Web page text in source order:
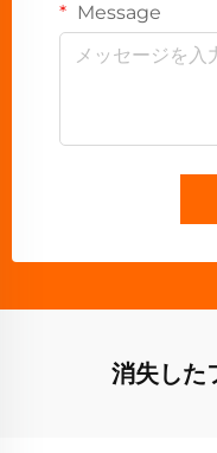
Message
消失した